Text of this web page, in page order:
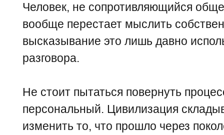
Человек, не сопротивляющийся
вообще перестает мыслить
высказывание это лишь давно
разговора.
Не стоит пытаться повернуть
персональный. Цивилизация
изменить то, что прошло через